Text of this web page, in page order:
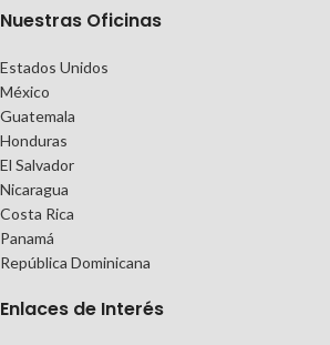
Nuestras Oficinas
Estados Unidos
México
Guatemala
Honduras
El Salvador
Nicaragua
Costa Rica
Panamá
República Dominicana
Enlaces de Interés